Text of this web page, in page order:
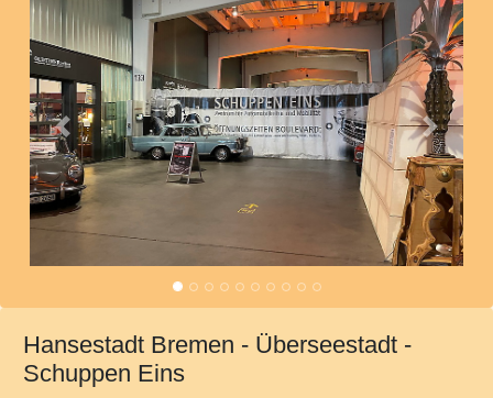
Vorheriges
Hansestadt Bremen - Überseestadt -
Schuppen Eins